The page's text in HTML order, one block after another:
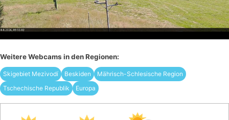
Weitere Webcams in den Regionen:
Skigebiet Mezivodí Beskiden
Mährisch-Schlesische Region
Tschechische Republik
Europa